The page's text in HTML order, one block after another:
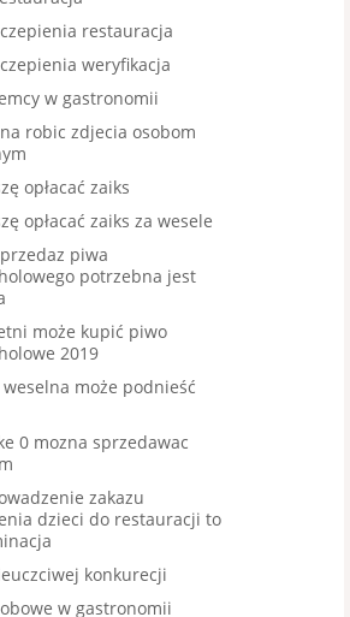
restauracja
weryfikacja
w gastronomii
robic zdjecia osobom
opłacać zaiks
opłacać zaiks za wesele
piwa
potrzebna jest
może kupić piwo
2019
weselna może podnieść
0 mozna sprzedawac
zakazu
dzieci do restauracji to
konkurecji
w gastronomii